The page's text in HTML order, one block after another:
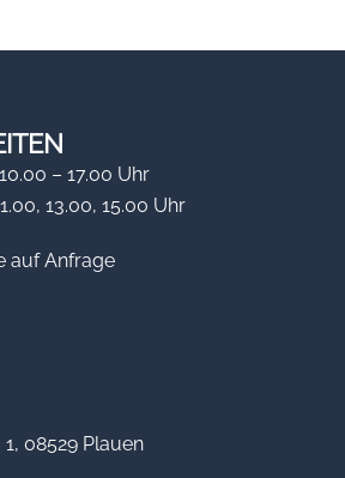
– 17.00 Uhr
13.00, 15.00 Uhr
auf Anfrage
08529 Plauen